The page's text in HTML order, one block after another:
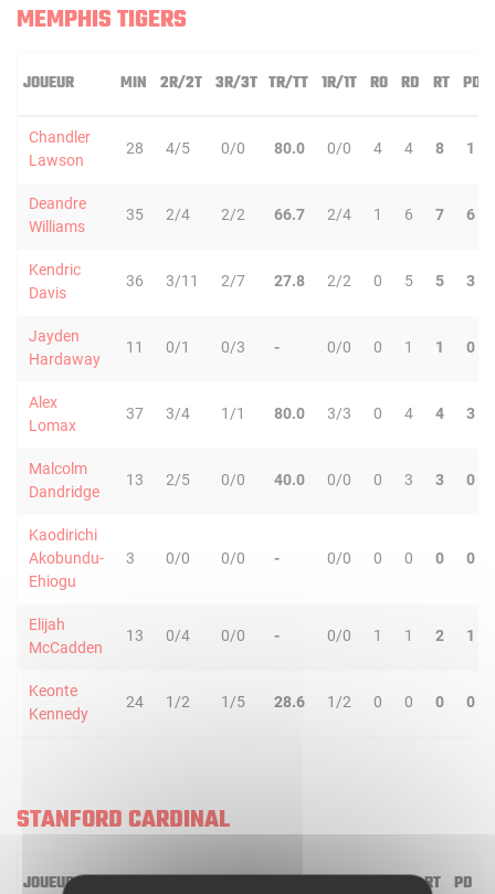
MEMPHIS TIGERS
JOUEUR MIN 2R/2T 3R/3T TR/TT 1R/1T RO RD RT PD
Chandler
Lawson
28 4/5 0/0 80.0 0/0 4 4 8 1
Deandre
Williams
35 2/4 2/2 66.7 2/4 1 6 7 6
Kendric
Davis
36 3/11 2/7 27.8 2/2 0 5 5 3
Jayden
Hardaway
11 0/1 0/3 - 0/0 0 1 1 0
Alex
Lomax
37 3/4 1/1 80.0 3/3 0 4 4 3
Malcolm
Dandridge
13 2/5 0/0 40.0 0/0 0 3 3 0
Kaodirichi
Akobundu-
Ehiogu
3 0/0 0/0 - 0/0 0 0 0 0
Elijah
McCadden
13 0/4 0/0 - 0/0 1 1 2 1
Keonte
Kennedy
24 1/2 1/5 28.6 1/2 0 0 0 0
STANFORD CARDINAL
JOUEUR MIN 2R/2T 3R/3T TR/TT 1R/1T RO RD RT PD